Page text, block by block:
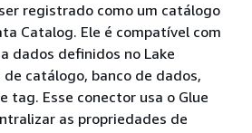
registrado como um catálogo
Catalog. Ele é compatível com
dados definidos no Lake
catálogo, banco de dados,
tag. Esse conector usa o Glue
as propriedades de